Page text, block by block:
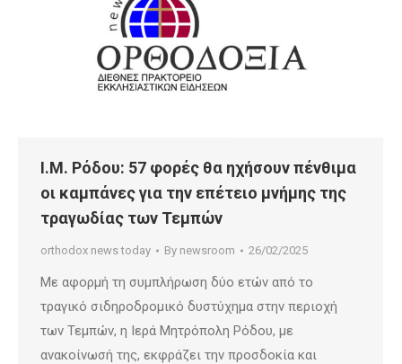
Ι.Μ. Ρόδου: 57 φορές θα ηχήσουν πένθιμα
οι καμπάνες για την επέτειο μνήμης της
τραγωδίας των Τεμπών
orthodox news today By newsroom 26/02/2025
Με αφορμή τη συμπλήρωση δύο ετών από το
τραγικό σιδηροδρομικό δυστύχημα στην περιοχή
των Τεμπών, η Ιερά Μητρόπολη Ρόδου, με
ανακοίνωσή της, εκφράζει την προσδοκία και